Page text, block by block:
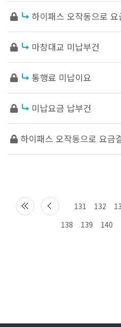
하이패스 오작동으로
마창대교 미납부건
통행료 미납이요
미납요금 납부건
하이패스 오작동으로 요금
131 132
138
139 140